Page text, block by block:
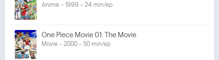
Anime - 1999 - 24 min/ep
One Piece Movie 01: The Movie
Movie - 2000 - 50 min/ep